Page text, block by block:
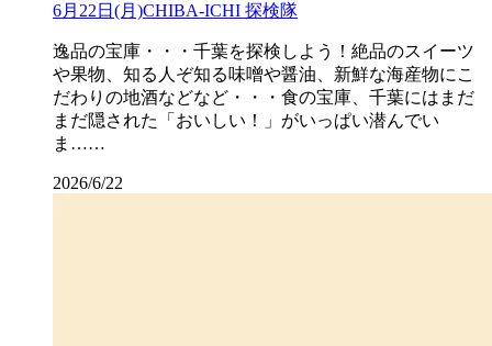
6月22日(月)CHIBA-ICHI 探検隊
逸品の宝庫・・・千葉を探検しよう！絶品のスイーツ
や果物、知る人ぞ知る味噌や醤油、新鮮な海産物にこ
だわりの地酒などなど・・・食の宝庫、千葉にはまだ
まだ隠された「おいしい！」がいっぱい潜んでい
ま……
2026/6/22